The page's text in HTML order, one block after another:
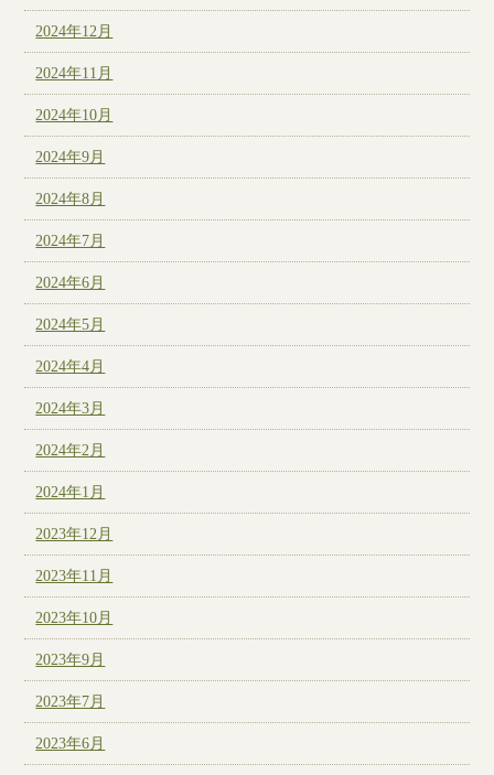
2024年12月
2024年11月
2024年10月
2024年9月
2024年8月
2024年7月
2024年6月
2024年5月
2024年4月
2024年3月
2024年2月
2024年1月
2023年12月
2023年11月
2023年10月
2023年9月
2023年7月
2023年6月